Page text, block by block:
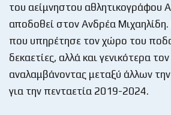
του αείμνηστου αθλητικογράφου
αποδοθεί στον Ανδρέα
που υπηρέτησε τον χώρο του
δεκαετίες, αλλά και γενικότερα
αναλαμβάνοντας μεταξύ άλλων
για την πενταετία 2019-2024.